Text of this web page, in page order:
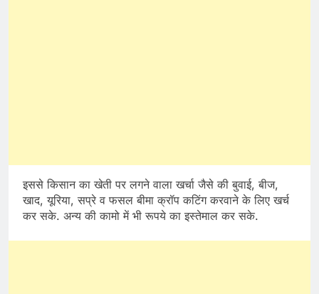
इससे किसान का खेती पर लगने वाला खर्चा जैसे की बुवाई, बीज,
खाद, यूरिया, सप्रे व फसल बीमा क्रॉप कटिंग करवाने के लिए खर्च
कर सके. अन्य की कामो में भी रूपये का इस्तेमाल कर सके.